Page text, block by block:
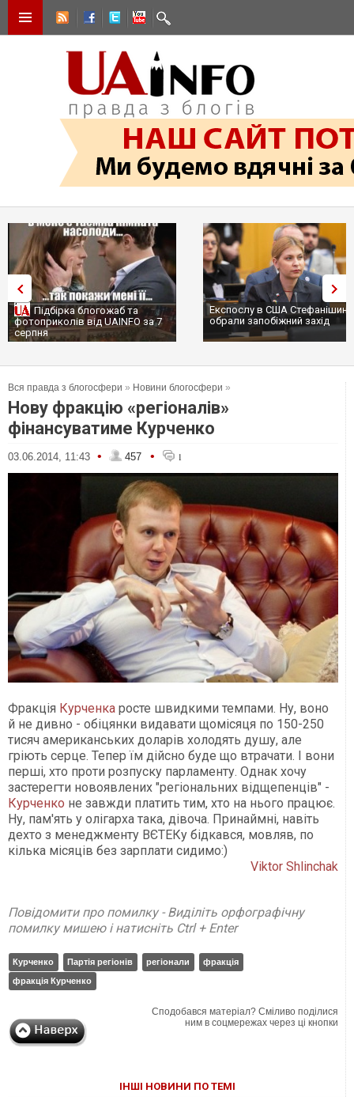
Підбірка блогожаб та
фотоприколів від UAINFO за 7
серпня
Експослу в США
обрали запобіжний захід
Вся правда з блогосфери » Новини блогосфери »
Нову фракцію «регіоналів»
фінансуватиме Курченко
03.06.2014, 11:43 • 457 • 1
Фракція Курченка росте швидкими темпами. Ну, воно
й не дивно - обіцянки видавати щомісяця по 150-250
тисяч американських доларів холодять душу, але
гріють серце. Тепер їм дійсно буде що втрачати. І вони
перші, хто проти розпуску парламенту. Однак хочу
застерегти новоявлених "регіональних відщепенців" -
Курченко не завжди платить тим, хто на нього працює.
Ну, пам'ять у олігарха така, дівоча. Принаймні, навіть
дехто з менеджменту ВЄТЕКу бідкався, мовляв, по
кілька місяців без зарплати сидимо:)
Viktor Shlinchak
Повідомити про помилку - Виділіть орфографічну
помилку мишею і натисніть Ctrl + Enter
Курченко Партія регіонів регіонали
фракція
фракція Курченко
Сподобався матеріал? Сміливо поділися
ним в соцмережах через ці кнопки
ІНШІ НОВИНИ ПО ТЕМІ